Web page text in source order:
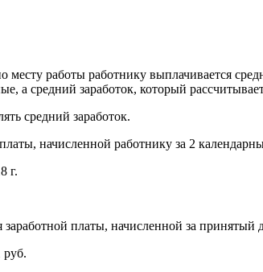
работы работнику выплачивается
а средний заработок, который
средний заработок.
начисленной работнику за 2
г.
платы, начисленной за
руб.